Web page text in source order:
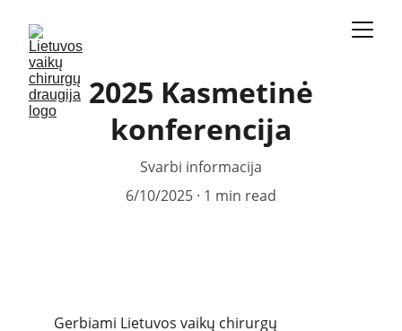
2025 Kasmetinė
konferencija
Svarbi informacija
6/10/2025 1 min read
Gerbiami Lietuvos vaikų chirurgų